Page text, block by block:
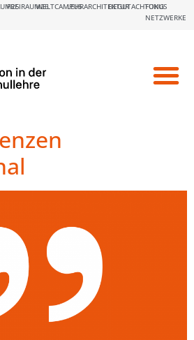
FREIRAUM26WELTCAMPUSLEHRARCHITEKTURBEGUTACHTUNG
FOKUS
NETZWERKE